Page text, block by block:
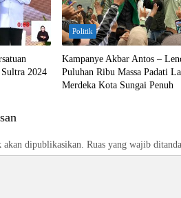
2024
Politik
Kampanye Akbar Antos –
Puluhan Ribu Massa Padati
Merdeka Kota Sungai Penuh
dipublikasikan. Ruas yang wajib